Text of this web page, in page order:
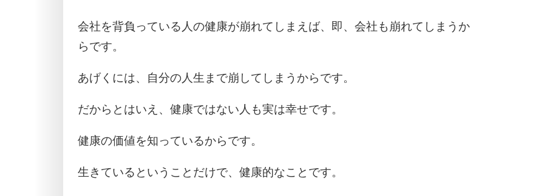
会社を背負っている人の健康が崩れてしまえば、即、会社も崩れてしまうか
らです。
あげくには、自分の人生まで崩してしまうからです。
だからとはいえ、健康ではない人も実は幸せです。
健康の価値を知っているからです。
生きているということだけで、健康的なことです。